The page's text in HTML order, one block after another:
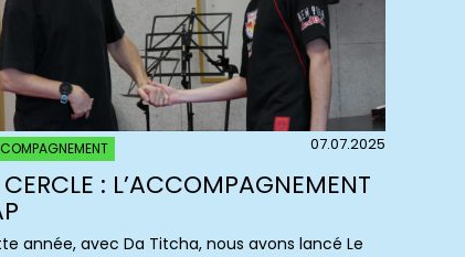
07.07.2025
CERCLE : L’ACCOMPAGNEMENT
année, avec Da Titcha, nous avons lancé Le